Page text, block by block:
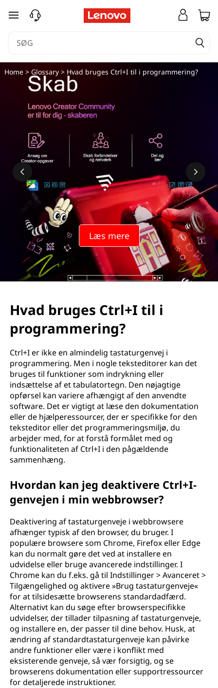
spring til hovedindhold
Læs mere
Home> Glossary> Hvad bruges Ctrl+I til i programmering?
Hvad bruges Ctrl+I til i
programmering?
Ctrl+I er ikke en almindelig tastaturgenvej i
programmering. Men i nogle teksteditorer kan det
bruges til funktioner som indrykning eller
indsættelse af et tabulatortegn. Den nøjagtige
opførsel kan variere afhængigt af den anvendte
software. Det er vigtigt at læse den dokumentation
eller de hjælperessourcer, der er specifikke for den
teksteditor eller det programmeringsmiljø, du
arbejder med, for at forstå formålet med og
funktionaliteten af Ctrl+I i den pågældende
sammenhæng.
Hvordan kan jeg deaktivere Ctrl+I-
genvejen i min webbrowser?
Deaktivering af tastaturgenveje i webbrowsere
afhænger typisk af den browser, du bruger. I
populære browsere som Chrome, Firefox eller Edge
kan du normalt gøre det ved at installere en
udvidelse eller bruge avancerede indstillinger. I
Chrome kan du f.eks. gå til Indstillinger > Avanceret >
Tilgængelighed og aktivere »Brug tastaturgenveje«
for at tilsidesætte browserens standardadfærd.
Alternativt kan du søge efter browserspecifikke
udvidelser, der tillader tilpasning af tastaturgenveje,
og installere en, der passer til dine behov. Husk, at
ændring af standardtastaturgenveje kan påvirke
andre funktioner eller være i konflikt med
eksisterende genveje, så vær forsigtig, og se
browserens dokumentation eller supportressourcer
for detaljerede instruktioner.